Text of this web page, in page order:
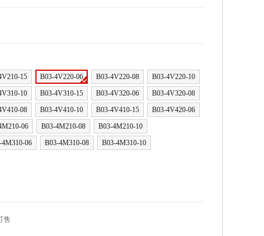
15 B03-4V220-06 B03-4V220-08
B03-4V220-10
10
B03-4V310-15 B03-4V320-06
B03-4V320-08
08
B03-4V410-10 B03-4V410-15
B03-4V420-06
06
B03-4M210-08
B03-4M210-10
4M310-06
B03-4M310-08 B03-4M310-10
售